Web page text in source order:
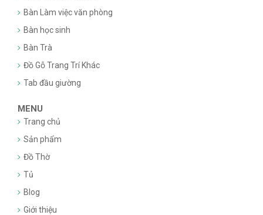
Bàn Làm việc văn phòng
Bàn học sinh
Bàn Trà
Đồ Gỗ Trang Trí Khác
Tab đầu giường
MENU
Trang chủ
Sản phẩm
Đồ Thờ
Tủ
Blog
Giới thiệu